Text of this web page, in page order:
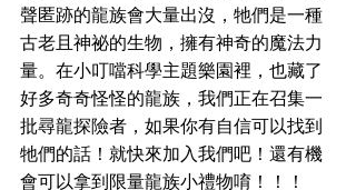
聲匿跡的龍族會大量出沒，牠們是一種
古老且神祕的生物，擁有神奇的魔法力
量。在小叮噹科學主題樂園裡，也藏了
好多奇奇怪怪的龍族，我們正在召集一
批尋龍探險者，如果你有自信可以找到
牠們的話！就快來加入我們吧！還有機
會可以拿到限量龍族小禮物唷！！！